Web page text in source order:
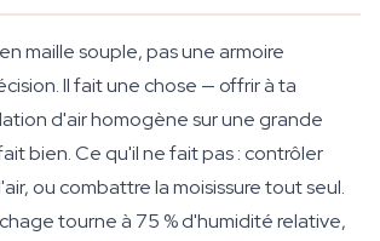
maille souple, pas une armoire
Il fait une chose — offrir à ta
d'air homogène sur une grande
bien. Ce qu'il ne fait pas : contrôler
ou combattre la moisissure tout seul.
tourne à 75 % d'humidité relative,